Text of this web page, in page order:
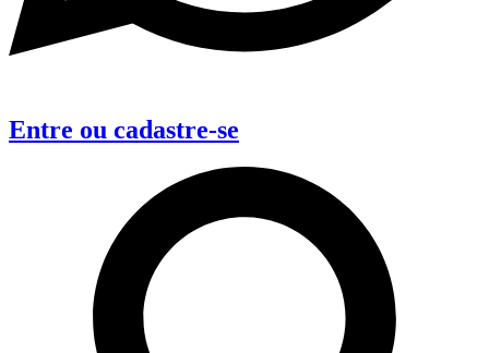
Entre ou cadastre-se